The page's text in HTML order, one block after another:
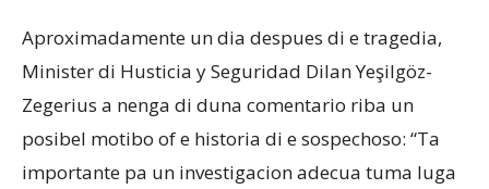
Aproximadamente un dia despues di e tragedia,
Minister di Husticia y Seguridad Dilan Yeşilgöz-
Zegerius a nenga di duna comentario riba un
posibel motibo of e historia di e sospechoso: “Ta
importante pa un investigacion adecua tuma luga